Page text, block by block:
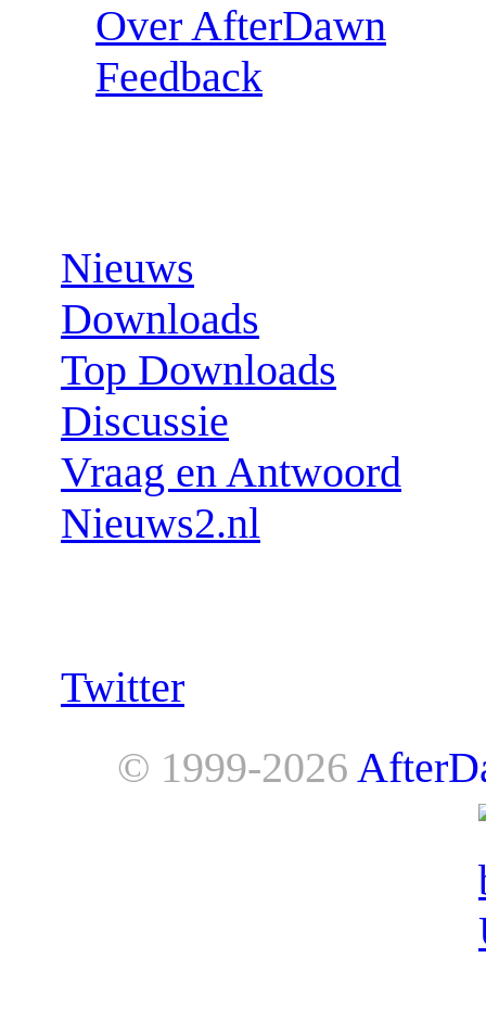
Over AfterDawn
Feedback
Nieuws
Downloads
Top Downloads
Discussie
Vraag en Antwoord
Nieuws2.nl
Twitter
© 1999-2026